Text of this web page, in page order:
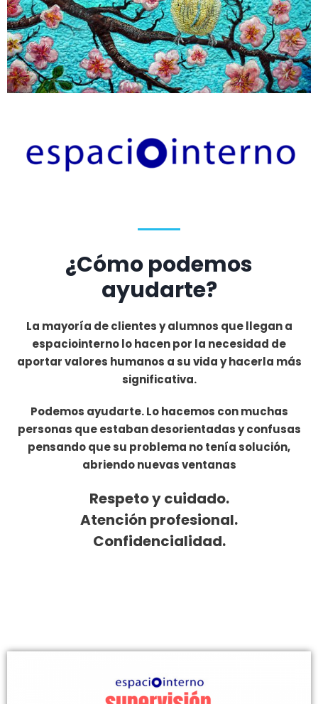
¿Cómo podemos
ayudarte?
La mayoría de clientes y alumnos que llegan a
espaciointerno lo hacen por la necesidad de
aportar valores humanos a su vida y hacerla más
significativa.
Podemos ayudarte. Lo hacemos con muchas
personas que estaban desorientadas y confusas
pensando que su problema no tenía solución,
abriendo nuevas ventanas
Respeto y cuidado.
Atención profesional.
Confidencialidad.